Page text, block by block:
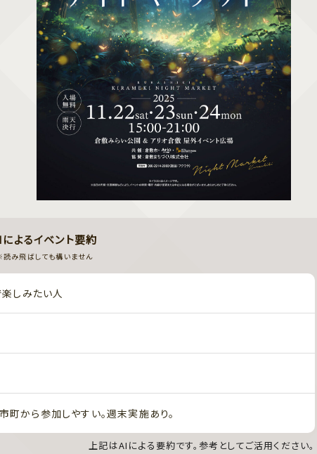
よるイベント要約
み飛ばしても構いません
しみたい人
から参加しやすい。週末実施あり。
上記はAIによる要約です。参考としてご活用ください。